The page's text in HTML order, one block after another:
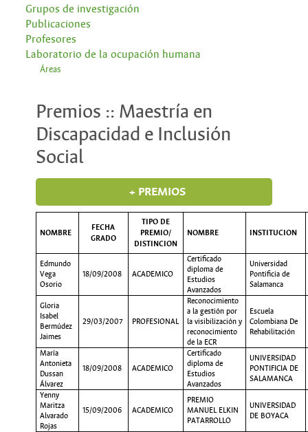
Grupos de investigación
Publicaciones
Profesores
Laboratorio de la ocupación humana
Áreas
Premios :: Maestría en
Discapacidad e Inclusión
Social
+ PREMIOS
NOMBRE
FECHA
GRADO
TIPO DE
PREMIO/
DISTINCION
NOMBRE INSTITUCION
Edmundo
Vega
Osorio
18/09/2008 ACADEMICO
Certificado
diploma de
Estudios
Avanzados
Universidad
Pontificia de
Salamanca
Gloria
Isabel
Bermúdez
Jaimes
29/03/2007 PROFESIONAL
Reconocimiento
a la gestión por
la visibilización y
reconocimiento
de la ECR
Escuela
Colombiana De
Rehabilitación
María
Antonieta
Dussan
Álvarez
18/09/2008 ACADEMICO
Certificado
diploma de
Estudios
Avanzados
UNIVERSIDAD
PONTIFICIA DE
SALAMANCA
Yenny
Maritza
Alvarado
Rojas
15/09/2006 ACADEMICO
PREMIO
MANUEL ELKIN
PATARROLLO
UNIVERSIDAD
DE BOYACA